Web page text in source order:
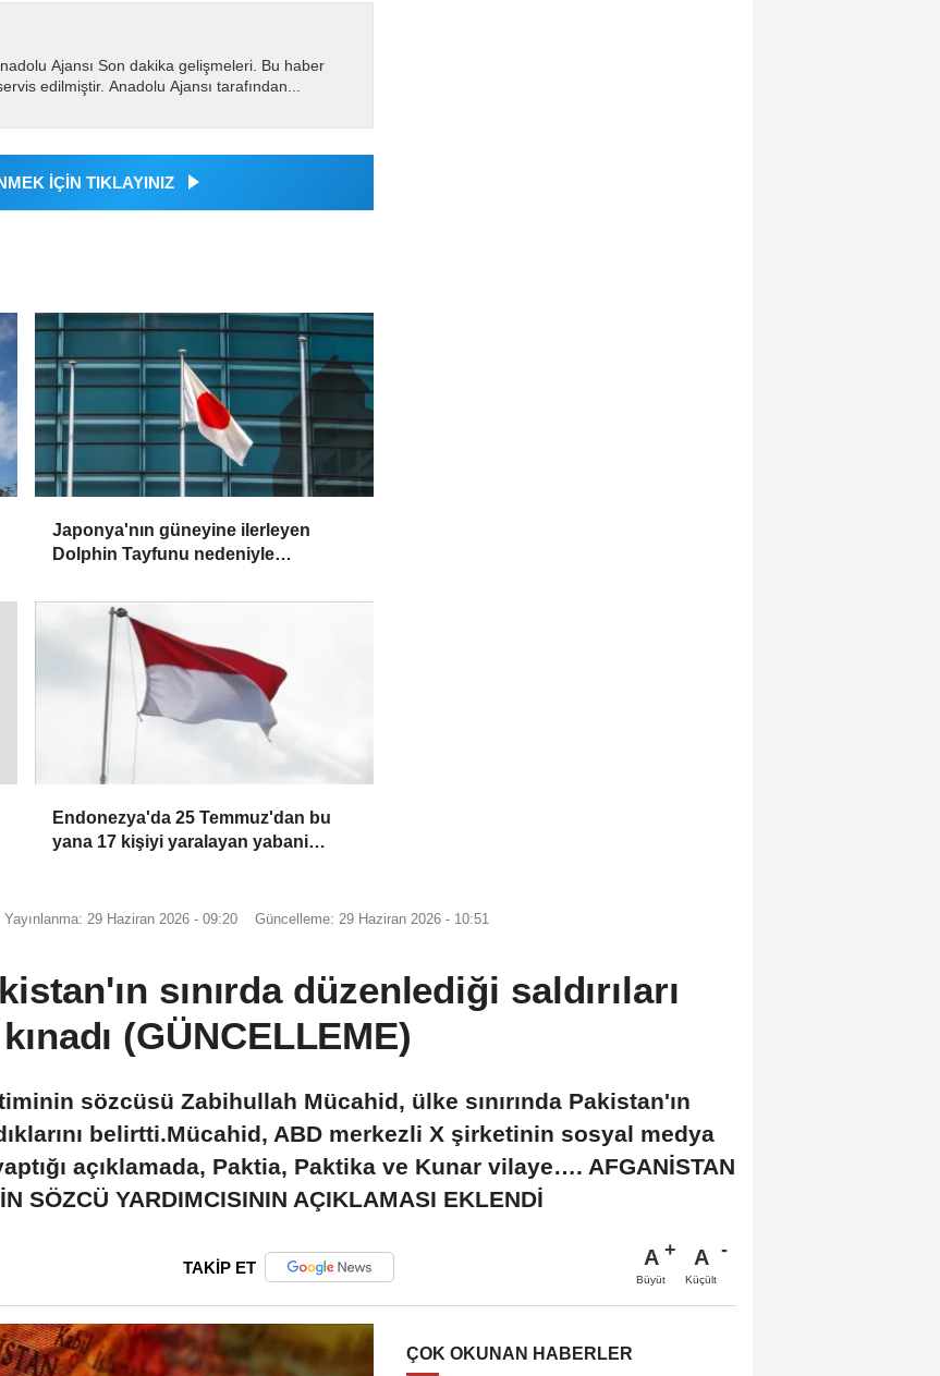
Ajansı Son dakika gelişmeleri. Bu haber
edilmiştir. Anadolu Ajansı tarafından...
İÇİN TIKLAYINIZ
Japonya'nın güneyine ilerleyen
Dolphin Tayfunu nedeniyle
kapatıldı
Endonezya'da 25 Temmuz'dan bu
yana 17 kişiyi yaralayan yabani
Yayınlanma: 29 Haziran 2026 - 09:20 Güncelleme: 29 Haziran 2026 - 10:51
sınırda düzenlediği saldırıları
kınadı (GÜNCELLEME)
sözcüsü Zabihullah Mücahid, ülke sınırında Pakistan'ın
belirtti.Mücahid, ABD merkezli X şirketinin sosyal medya
açıklamada, Paktia, Paktika ve Kunar vilaye…. AFGANİSTAN
SÖZCÜ YARDIMCISININ AÇIKLAMASI EKLENDİ
TAKİP ET A
Büyüt
A
Küçült
ÇOK OKUNAN HABERLER